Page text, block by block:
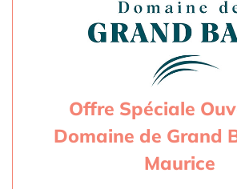
Offre Spéciale
Domaine de Grand
Maurice